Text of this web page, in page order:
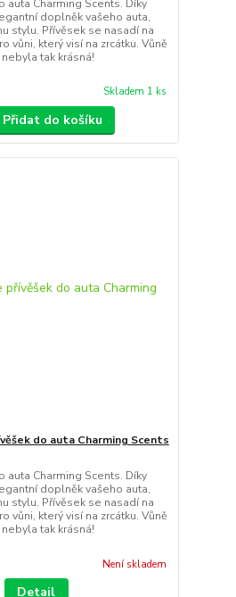
auta Charming Scents. Díky
doplněk vašeho auta,
stylu. Přívěsek se nasadí na
vůni, který visí na zrcátku. Vůně
tak krásná!
Skladem 1 ks
Přidat do košíku
do auta Charming Scents
auta Charming Scents. Díky
doplněk vašeho auta,
stylu. Přívěsek se nasadí na
vůni, který visí na zrcátku. Vůně
tak krásná!
Není skladem
Detail